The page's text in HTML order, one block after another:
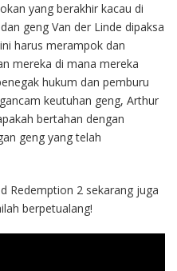
yang berakhir kacau di
geng Van der Linde dipaksa
harus merampok dan
mereka di mana mereka
hukum dan pemburu
keutuhan geng, Arthur
bertahan dengan
geng yang telah
Redemption 2 sekarang juga
berpetualang!